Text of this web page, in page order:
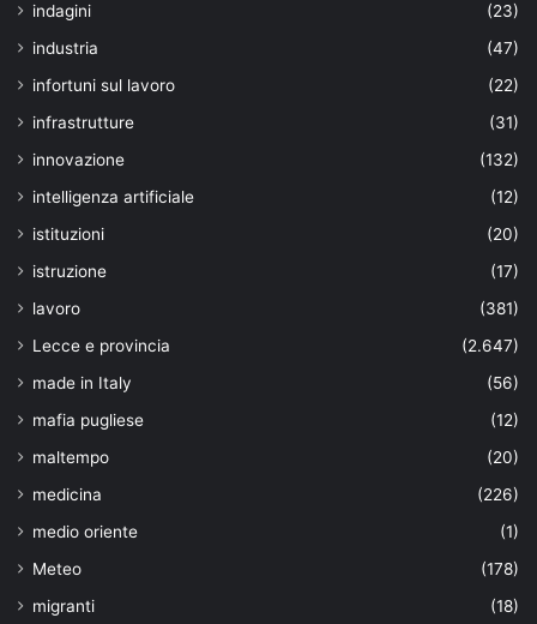
indagini
(23)
industria
(47)
infortuni sul lavoro
(22)
infrastrutture
(31)
innovazione
(132)
intelligenza artificiale
(12)
istituzioni
(20)
istruzione
(17)
lavoro
(381)
Lecce e provincia
(2.647)
made in Italy
(56)
mafia pugliese
(12)
maltempo
(20)
medicina
(226)
medio oriente
(1)
Meteo
(178)
migranti
(18)